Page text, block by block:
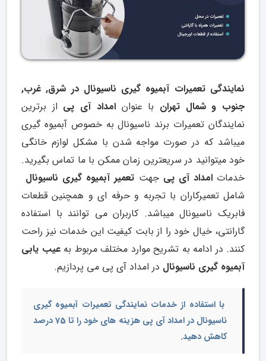
نمایندگی تعمیرات آبمیوه گیری ناسیونال در شرق,غرب,
جنوب و شمال تهران با عنوانامداد آی پی از برترین
نمایندگان تعمیرات برند ناسیونال به خصوص آبمیوه گیری
میباشد که در صورت مواجه شدن با مشکل لوازم خانگی
خود میتوانید در سریعترین زمان ممکن با ما تماس بگیرید.
خدماتامداد آی پیجهت تعمیر آبمیوه گیری ناسیونال
شامل تعمیرکاران با تجربه و حرفه ای و همچنین قطعات
فابریک ناسیونال میباشد. کاربران می توانند با استفاده
گارانتی، خیال خود را از بابت کیفیت این خدمات نیز راحت
کنند. در ادامه به تشریح موارد مختلف مربوط بهعیب یابی
آبمیوه گیری ناسیونال در امداد آی پی می پردازیم.
با استفاده از خدمات نمایندگی تعمیرات آبمیوه گیری
ناسیونال در امداد آی پی هزینه های خود را تا 75 درصد
کاهش دهید.